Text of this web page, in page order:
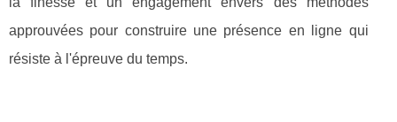
approuvées pour construire une présence en ligne qui
résiste à l'épreuve du temps.